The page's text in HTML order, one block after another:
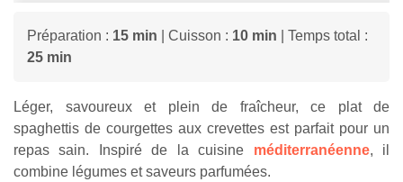
Préparation : 15 min | Cuisson : 10 min | Temps total :
25 min
Léger, savoureux et plein de fraîcheur, ce plat de
spaghettis de courgettes aux crevettes est parfait pour un
repas sain. Inspiré de la cuisine méditerranéenne, il
combine légumes et saveurs parfumées.